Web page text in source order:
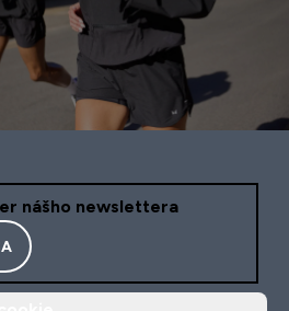
nášho newslettera